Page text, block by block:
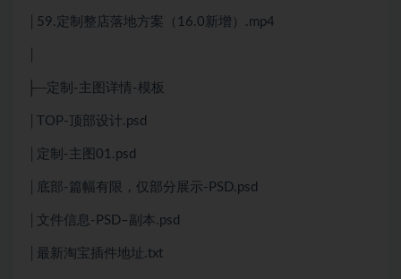
│59.定制整店落地方案（16.0新增）.mp4
├─定制-主图详情-模板
│TOP-顶部设计.psd
│定制-主图01.psd
│底部-篇幅有限，仅部分展示-PSD.psd
│文件信息-PSD–副本.psd
│最新淘宝插件地址.txt